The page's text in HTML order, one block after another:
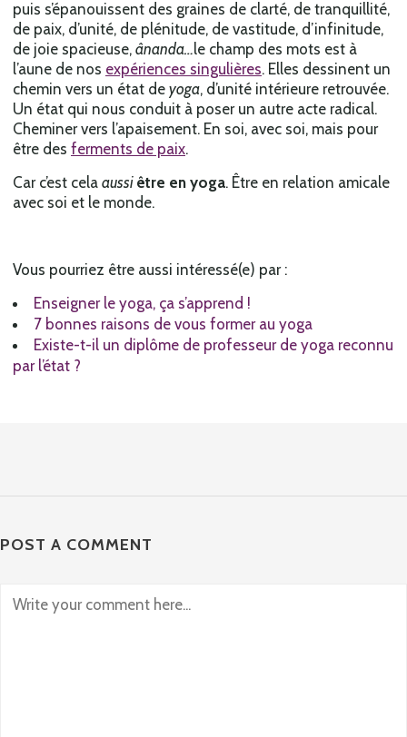
puis s’épanouissent des graines de clarté, de tranquillité,
de paix, d’unité, de plénitude, de vastitude, d’infinitude,
de joie spacieuse, ânanda…le champ des mots est à
l’aune de nos expériences singulières. Elles dessinent un
chemin vers un état de yoga, d’unité intérieure retrouvée.
Un état qui nous conduit à poser un autre acte radical.
Cheminer vers l’apaisement. En soi, avec soi, mais pour
être des ferments de paix.
Car c’est cela aussi être en yoga. Être en relation amicale
avec soi et le monde.
Vous pourriez être aussi intéressé(e) par :
Enseigner le yoga, ça s’apprend !
7 bonnes raisons de vous former au yoga
Existe-t-il un diplôme de professeur de yoga reconnu
par l’état ?
POST A COMMENT